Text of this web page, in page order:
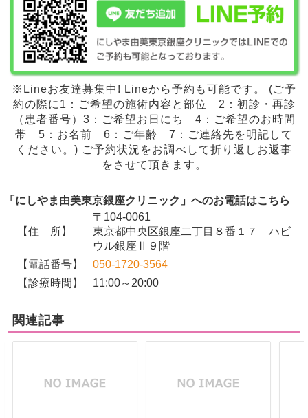
※Lineお友達募集中! Lineから予約も可能です。 (ご予
約の際に1：ご希望の施術内容と部位 2：初診・再診
（患者番号）3：ご希望お日にち 4：ご希望のお時間
帯 5：お名前 6：ご年齢 7：ご連絡先を明記して
ください。) ご予約状況をお調べして折り返しお返事
をさせて頂きます。
「にしやま由美東京銀座クリニック」へのお電話はこちら
【住 所】
〒104-0061
東京都中央区銀座二丁目８番１７ ハビ
ウル銀座Ⅱ９階
【電話番号】
050-1720-3564
【診療時間】
11:00～20:00
関連記事